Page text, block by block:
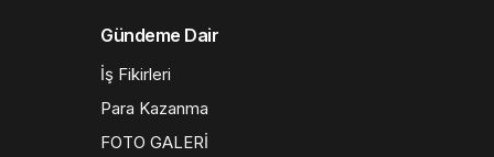
Gündeme Dair
İş Fikirleri
Para Kazanma
FOTO GALERİ